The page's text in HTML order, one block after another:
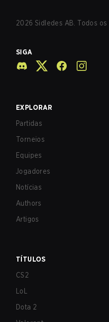
2026 Sidledes AB. Todos
SIGA
EXPLORAR
Partidas
Torneios
Equipes
Jogadores
Notícias
Authors
Artigos
TÍTULOS
CS2
LoL
Dota 2